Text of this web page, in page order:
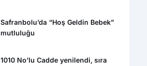
Safranbolu’da “Hoş Geldin Bebek”
mutluluğu
1010 No’lu Cadde yenilendi, sıra